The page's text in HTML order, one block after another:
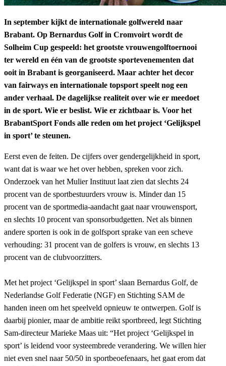
In september kijkt de internationale golfwereld naar
Brabant. Op Bernardus Golf in Cromvoirt wordt de
Solheim Cup gespeeld: het grootste vrouwengolftoernooi
ter wereld en één van de grootste sportevenementen dat
ooit in Brabant is georganiseerd. Maar achter het decor
van fairways en internationale topsport speelt nog een
ander verhaal. De dagelijkse realiteit over wie er meedoet
in de sport. Wie er beslist. Wie er zichtbaar is. Voor het
BrabantSport Fonds alle reden om het project ‘Gelijkspel
in sport’ te steunen.
Eerst even de feiten. De cijfers over gendergelijkheid in sport,
want dat is waar we het over hebben, spreken voor zich.
Onderzoek van het Mulier Instituut laat zien dat slechts 24
procent van de sportbestuurders vrouw is. Minder dan 15
procent van de sportmedia-aandacht gaat naar vrouwensport,
en slechts 10 procent van sponsorbudgetten. Net als binnen
andere sporten is ook in de golfsport sprake van een scheve
verhouding: 31 procent van de golfers is vrouw, en slechts 13
procent van de clubvoorzitters.
Met het project ‘Gelijkspel in sport’ slaan Bernardus Golf, de
Nederlandse Golf Federatie (NGF) en Stichting SAM de
handen ineen om het speelveld opnieuw te ontwerpen. Golf is
daarbij pionier, maar de ambitie reikt sportbreed, legt Stichting
Sam-directeur Marieke Maas uit: “Het project ‘Gelijkspel in
sport’ is leidend voor systeembrede verandering. We willen hier
niet even snel naar 50/50 in sportbeoefenaars, het gaat erom dat